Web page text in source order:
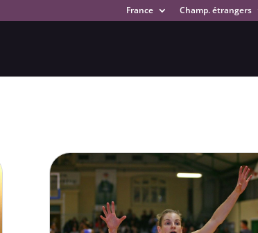
France Champ. étrangers